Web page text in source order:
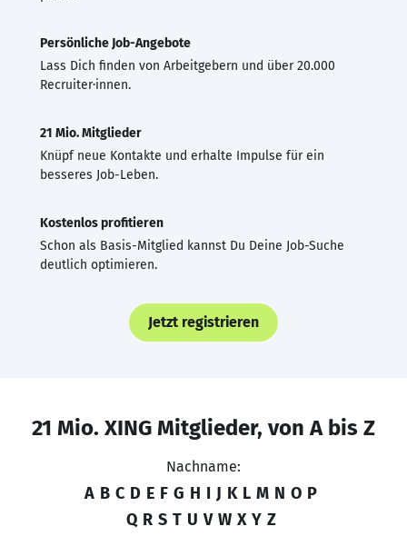
Persönliche Job-Angebote
Lass Dich finden von Arbeitgebern und über 20.000
Recruiter·innen.
21 Mio. Mitglieder
Knüpf neue Kontakte und erhalte Impulse für ein
besseres Job-Leben.
Kostenlos profitieren
Schon als Basis-Mitglied kannst Du Deine Job-Suche
deutlich optimieren.
Jetzt registrieren
21 Mio. XING Mitglieder, von A bis Z
Nachname:
A B C D E F G H I J K L M N O P
Q R S T U V W X Y Z